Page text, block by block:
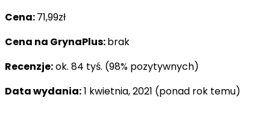
Cena:71,99zł
Cena na GrynaPlus:brak
Recenzje:ok. 84 tyś. (98% pozytywnych)
Data wydania:1 kwietnia, 2021 (ponad rok temu)